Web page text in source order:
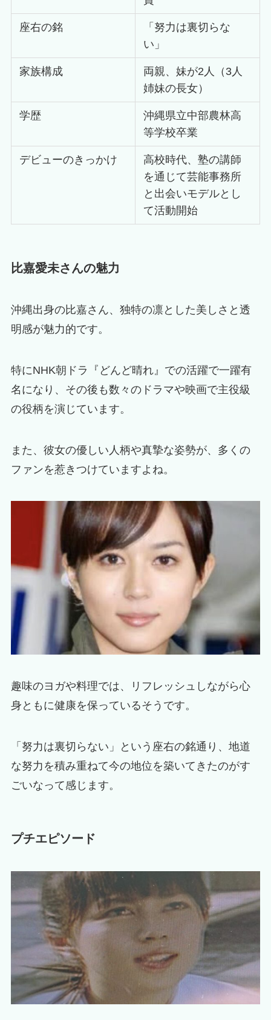
座右の銘
「努力は裏切らな
い」
家族構成
両親、妹が2人（3人
姉妹の長女）
学歴
沖縄県立中部農林高
等学校卒業
デビューのきっかけ
高校時代、塾の講師
を通じて芸能事務所
と出会いモデルとし
て活動開始
比嘉愛未さんの魅力
沖縄出身の比嘉さん、独特の凛とした美しさと透
明感が魅力的です。
特にNHK朝ドラ『どんど晴れ』での活躍で一躍有
名になり、その後も数々のドラマや映画で主役級
の役柄を演じています。
また、彼女の優しい人柄や真摯な姿勢が、多くの
ファンを惹きつけていますよね。
趣味のヨガや料理では、リフレッシュしながら心
身ともに健康を保っているそうです。
「努力は裏切らない」という座右の銘通り、地道
な努力を積み重ねて今の地位を築いてきたのがす
ごいなって感じます。
プチエピソード